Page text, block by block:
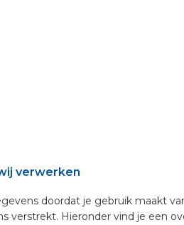
verwerken
doordat je gebruik maakt
verstrekt. Hieronder vind je een